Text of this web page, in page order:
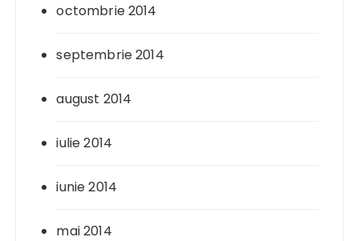
octombrie 2014
septembrie 2014
august 2014
iulie 2014
iunie 2014
mai 2014